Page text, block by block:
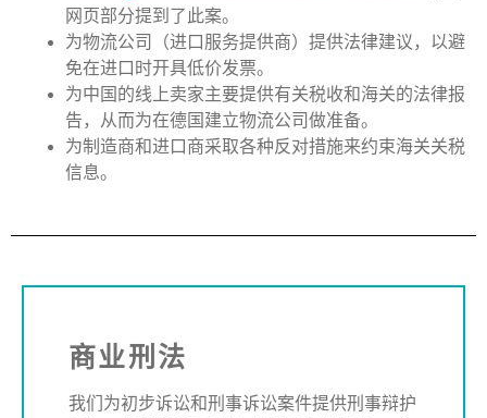
网页部分提到了此案。
为物流公司（进口服务提供商）提供法律建议，以避
免在进口时开具低价发票。
为中国的线上卖家主要提供有关税收和海关的法律报
告，从而为在德国建立物流公司做准备。
为制造商和进口商采取各种反对措施来约束海关关税
信息。
商业刑法
我们为初步诉讼和刑事诉讼案件提供刑事辩护